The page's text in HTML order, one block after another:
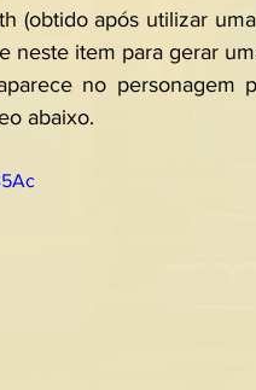
(obtido após utilizar uma
neste item para gerar
no personagem
abaixo.